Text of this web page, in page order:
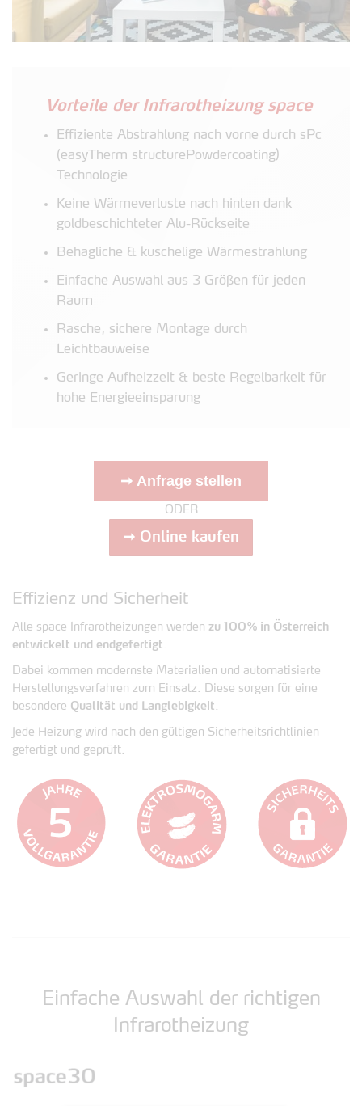
Vorteile der Infrarotheizung space
Effiziente Abstrahlung nach vorne durch sPc
(easyTherm structurePowdercoating)
Technologie
Keine Wärmeverluste nach hinten dank
goldbeschichteter Alu-Rückseite
Behagliche & kuschelige Wärmestrahlung
Einfache Auswahl aus 3 Größen für jeden
Raum
Rasche, sichere Montage durch
Leichtbauweise
Geringe Aufheizzeit & beste Regelbarkeit für
hohe Energieeinsparung
➞ Anfrage stellen
ODER
➞ Online kaufen
Effizienz und Sicherheit
Alle space Infrarotheizungen werden zu 100% in Österreich
entwickelt und endgefertigt
Dabei kommen modernste Materialien und automatisierte
Herstellungsverfahren zum Einsatz. Diese sorgen für eine
besondere Qualität und Langlebigkeit
Jede Heizung wird nach den gültigen Sicherheitsrichtlinien
gefertigt und geprüft.
Einfache Auswahl der richtigen
Infrarotheizung
Zurück